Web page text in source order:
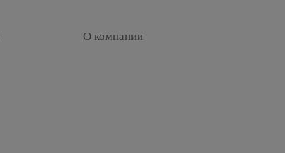
О компании